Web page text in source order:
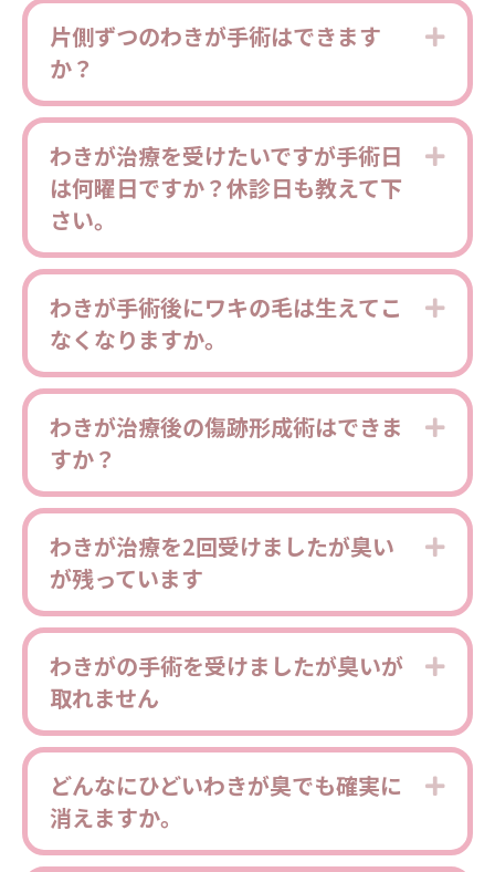
片側ずつのわきが手術はできます
か？
わきが治療を受けたいですが手術日
は何曜日ですか？休診日も教えて下
さい。
わきが手術後にワキの毛は生えてこ
なくなりますか。
わきが治療後の傷跡形成術はできま
すか？
わきが治療を2回受けましたが臭い
が残っています
わきがの手術を受けましたが臭いが
取れません
どんなにひどいわきが臭でも確実に
消えますか。